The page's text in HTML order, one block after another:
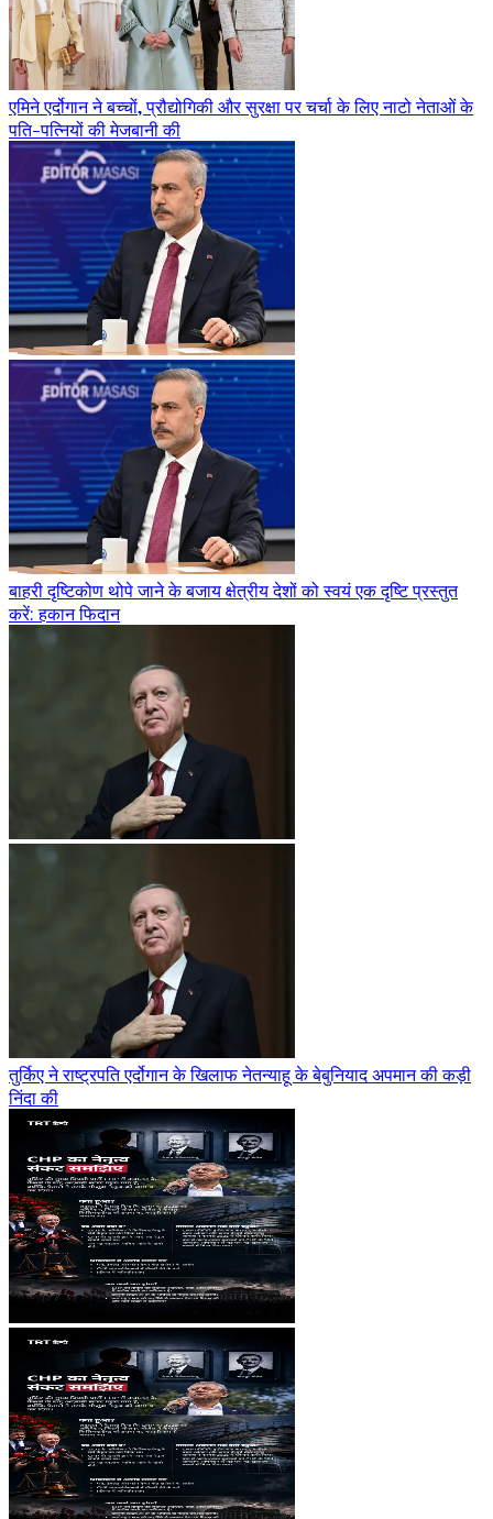
एमिने एर्दोगान ने बच्चों, प्रौद्योगिकी और सुरक्षा पर चर्चा के लिए नाटो नेताओं के
पति-पत्नियों की मेजबानी की
बाहरी दृष्टिकोण थोपे जाने के बजाय क्षेत्रीय देशों को स्वयं एक दृष्टि प्रस्तुत
करें: हकान फिदान
तुर्किए ने राष्ट्रपति एर्दोगान के खिलाफ नेतन्याहू के बेबुनियाद अपमान की कड़ी
निंदा की